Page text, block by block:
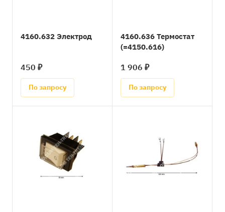
4160.632 Электрод
450 ₽
По запросу
4160.636 Термостат
(=4150.616)
1 906 ₽
По запросу